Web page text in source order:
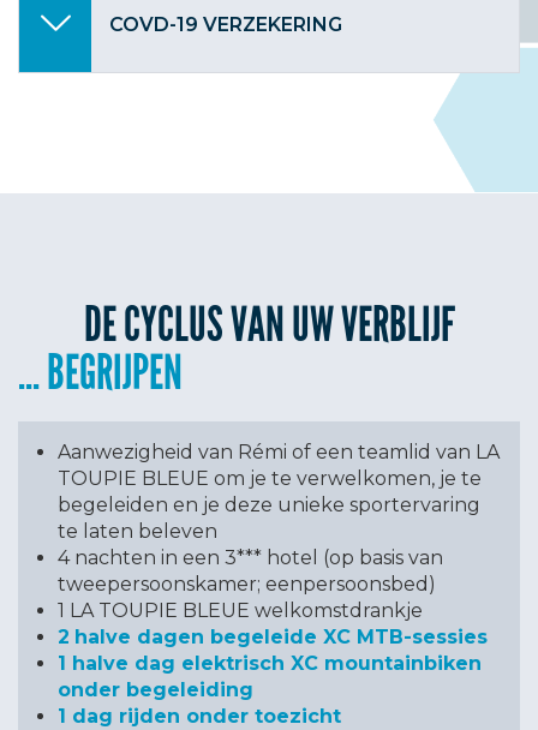
COVD-19 VERZEKERING
DE CYCLUS VAN UW VERBLIJF
BEGRIJPEN
Aanwezigheid van Rémi of een teamlid van LA
TOUPIE BLEUE om je te verwelkomen, je te
begeleiden en je deze unieke sportervaring
te laten beleven
4 nachten in een 3*** hotel (op basis van
tweepersoonskamer; eenpersoonsbed)
1 LA TOUPIE BLEUE welkomstdrankje
2 halve dagen begeleide XC MTB-sessies
1 halve dag elektrisch XC mountainbiken
onder begeleiding
1 dag rijden onder toezicht